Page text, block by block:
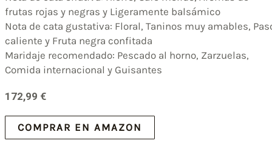
frutas rojas y negras y Ligeramente balsámico
Nota de cata gustativa: Floral, Taninos muy amables,
caliente y Fruta negra confitada
Maridaje recomendado: Pescado al horno, Zarzuelas,
Comida internacional y Guisantes
172,99 €
COMPRAR EN AMAZON